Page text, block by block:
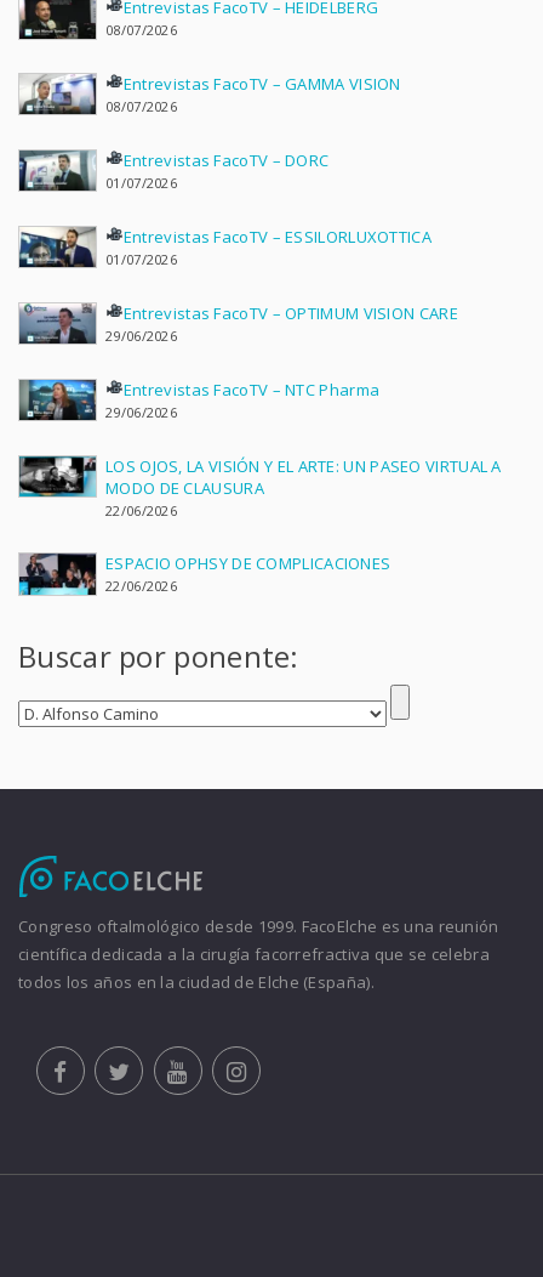
Entrevistas FacoTV – HEIDELBERG
08/07/2026
Entrevistas FacoTV – GAMMA VISION
08/07/2026
Entrevistas FacoTV – DORC
01/07/2026
Entrevistas FacoTV – ESSILORLUXOTTICA
01/07/2026
Entrevistas FacoTV – OPTIMUM VISION CARE
29/06/2026
Entrevistas FacoTV – NTC Pharma
29/06/2026
LOS OJOS, LA VISIÓN Y EL ARTE: UN PASEO VIRTUAL A
MODO DE CLAUSURA
22/06/2026
ESPACIO OPHSY DE COMPLICACIONES
22/06/2026
Buscar por ponente:
Congreso oftalmológico desde 1999. FacoElche es una reunión
científica dedicada a la cirugía facorrefractiva que se celebra
todos los años en la ciudad de Elche (España).